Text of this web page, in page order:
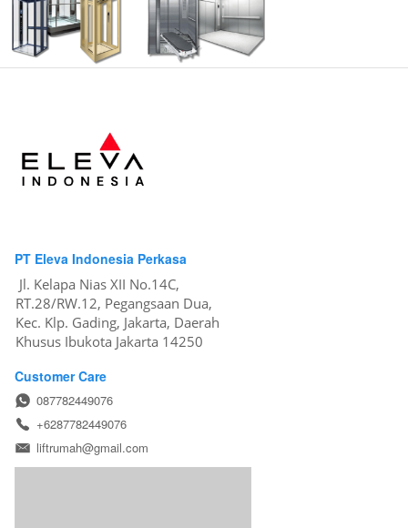
PT Eleva Indonesia Perkasa
Jl. Kelapa Nias XII No.14C,
RT.28/RW.12, Pegangsaan Dua,
Kec. Klp. Gading, Jakarta, Daerah
Khusus Ibukota Jakarta 14250
Customer Care
087782449076
+6287782449076
liftrumah@gmail.com